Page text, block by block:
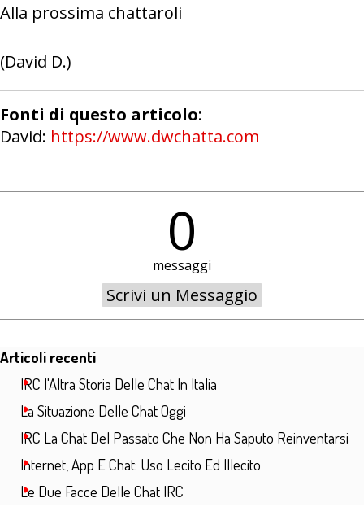
Alla prossima chattaroli
(David D.)
Fonti di questo articolo:
David: https://www.dwchatta.com
0
messaggi
Salta blocco Articoli recenti
Articoli recenti
IRC l'Altra Storia Delle Chat In Italia
La Situazione Delle Chat Oggi
IRC La Chat Del Passato Che Non Ha Saputo Reinventarsi
Internet, App E Chat: Uso Lecito Ed Illecito
Le Due Facce Delle Chat IRC